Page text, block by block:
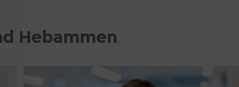
Hebammen